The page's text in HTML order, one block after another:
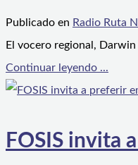
Publicado en Radio Ruta
El vocero regional,
Continuar leyendo ...
FOSIS invita